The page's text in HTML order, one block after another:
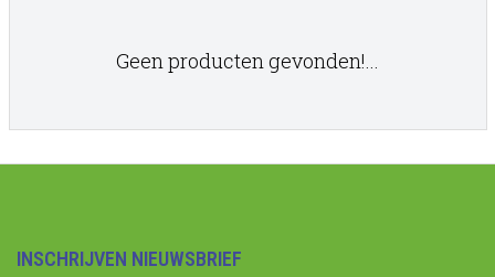
Geen producten gevonden!...
INSCHRIJVEN NIEUWSBRIEF